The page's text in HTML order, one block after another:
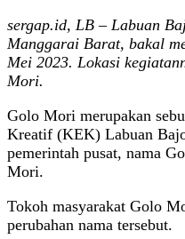
sergap.id, LB – Labuan
Manggarai Barat, bakal
Mei 2023. Lokasi
Mori.
Golo Mori merupakan
Kreatif (KEK) Labuan
pemerintah pusat, nama
Mori.
Tokoh masyarakat Golo
perubahan nama tersebut.